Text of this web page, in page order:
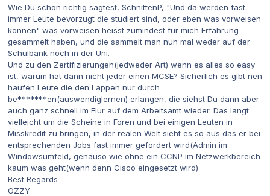
Wie Du schon richtig sagtest, SchnittenP, "Und da werden fast
immer Leute bevorzugt die studiert sind, oder eben was vorweisen
können" was vorweisen heisst zumindest für mich Erfahrung
gesammelt haben, und die sammelt man nun mal weder auf der
Schulbank noch in der Uni.
Und zu den Zertifizierungen(jedweder Art) wenn es alles so easy
ist, warum hat dann nicht jeder einen MCSE? Sicherlich es gibt nen
haufen Leute die den Lappen nur durch
be*******en(auswendiglernen) erlangen, die siehst Du dann aber
auch ganz schnell im Flur auf dem Arbeitsamt wieder. Das langt
vielleicht um die Scheine in Foren und bei einigen Leuten in
Misskredit zu bringen, in der realen Welt sieht es so aus das er bei
entsprechenden Jobs fast immer gefordert wird(Admin im
Windowsumfeld, genauso wie ohne ein CCNP im Netzwerkbereich
kaum was geht(wenn denn Cisco eingesetzt wird)
Best Regards
OZZY